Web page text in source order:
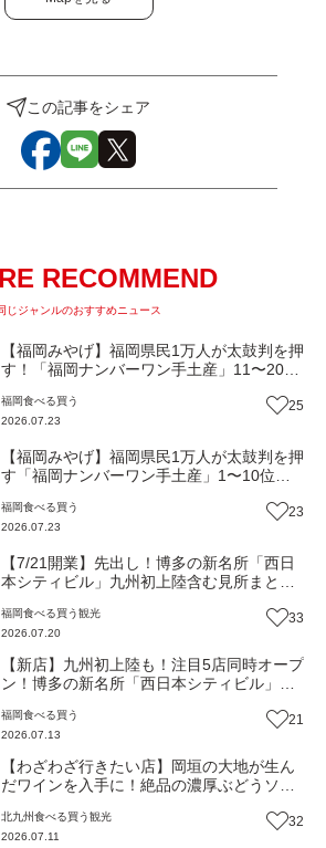
この記事をシェア
RECOMMEND
じジャンルのおすすめニュース
【福岡みやげ】福岡県民1万人が太鼓判を押
す！「福岡ナンバーワン手土産」11〜20
福岡食べる買う
2026.07.23
25
【福岡みやげ】福岡県民1万人が太鼓判を押
す「福岡ナンバーワン手土産」1〜10位
福岡食べる買う
2026.07.23
23
【7/21開業】先出し！博多の新名所「西日
本シティビル」九州初上陸含む見所まとめ
福岡食べる買う観光
2026.07.20
33
【新店】九州初上陸も！注目5店同時オープ
ン！博多の新名所「西日本シティビル」が
福岡食べる買う
2026.07.13
21
【わざわざ行きたい店】岡垣の大地が生ん
だワインを入手に！絶品の濃厚ぶどうソフ
『ぶどうの樹のワイナリー』（福岡・岡垣
町）【まち歩き】
北九州食べる買う観光
2026.07.11
32